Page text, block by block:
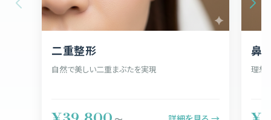
二重整形
自然で美しい二重まぶたを実現
鼻
理想